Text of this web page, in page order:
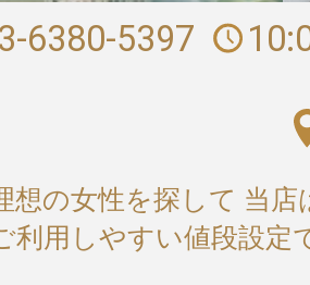
6380-5397
想の女性を探して 当
利用しやすい値段設定